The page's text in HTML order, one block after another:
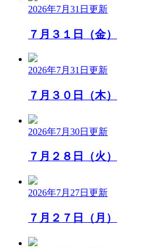
2026年7月31日 更新
７月３１日（金）
2026年7月31日 更新
７月３０日（木）
2026年7月30日 更新
７月２８日（火）
2026年7月27日 更新
７月２７日（月）